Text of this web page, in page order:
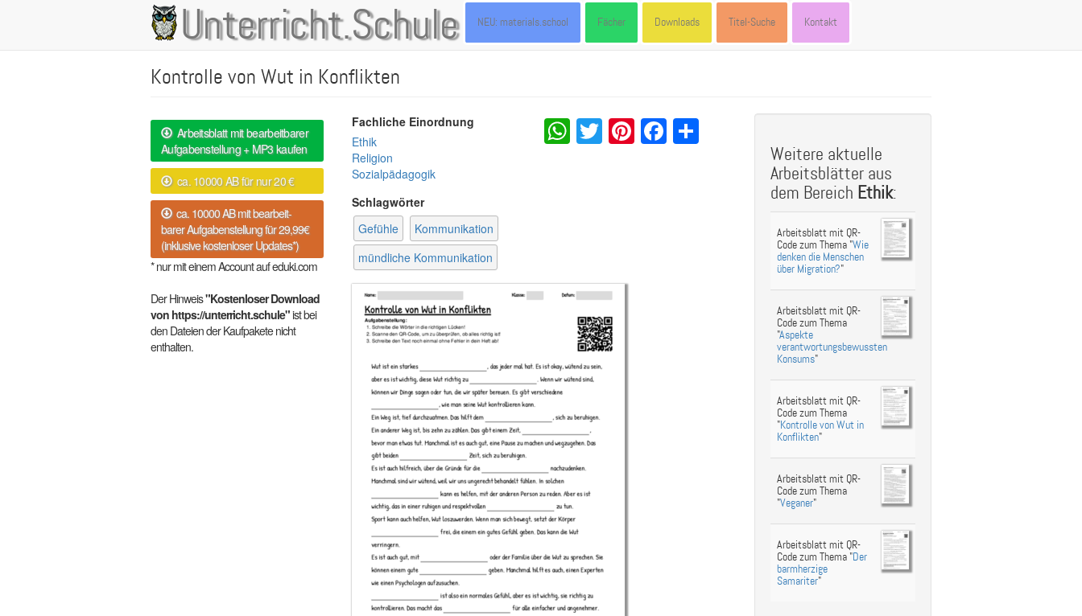
Unterricht.Schule
Main
navigation
NEU: materials.school Fächer Downloads Titel-Suche Kontakt
Kontrolle von Wut in Konflikten
Arbeitsblatt mit bearbeitbarer
Aufgabenstellung + MP3 kaufen
ca. 10000 AB für nur 20 €
ca. 10000 AB mit bearbeit-
barer Aufgabenstellung für 29,99€
(inklusive kostenloser Updates*)
* nur mit einem Account auf eduki.com
Der Hinweis"Kostenloser Download
von https://unterricht.schule"ist bei
den Dateien der Kaufpakete nicht
enthalten.
Fachliche Einordnung
Ethik
Religion
Sozialpädagogik
Schlagwörter
Gefühle
Kommunikation
mündliche Kommunikation
WhatsApp
Twitter
Pinterest
Facebook
Share
Weitere aktuelle
Arbeitsblätter aus
dem Bereich Ethik:
Arbeitsblatt mit QR-
Code zum Thema "Wie
denken die Menschen
über Migration?"
Arbeitsblatt mit QR-
Code zum Thema
"Aspekte
verantwortungsbewussten
Konsums"
Arbeitsblatt mit QR-
Code zum Thema
"Kontrolle von Wut in
Konflikten"
Arbeitsblatt mit QR-
Code zum Thema
"Veganer"
Arbeitsblatt mit QR-
Code zum Thema "Der
barmherzige
Samariter"